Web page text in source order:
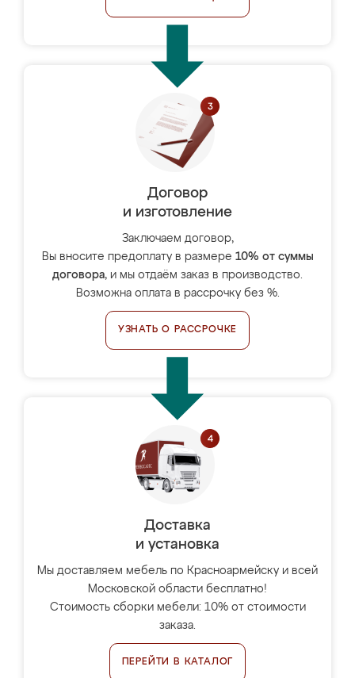
Договор
и изготовление
Заключаем договор,
Вы вносите предоплату в размере 10% от суммы
договора, и мы отдаём заказ в производство.
Возможна оплата в рассрочку без %.
УЗНАТЬ О РАССРОЧКЕ
Доставка
и установка
Мы доставляем мебель по Красноармейску и всей
Московской области бесплатно!
Стоимость сборки мебели: 10% от стоимости
заказа.
ПЕРЕЙТИ В КАТАЛОГ